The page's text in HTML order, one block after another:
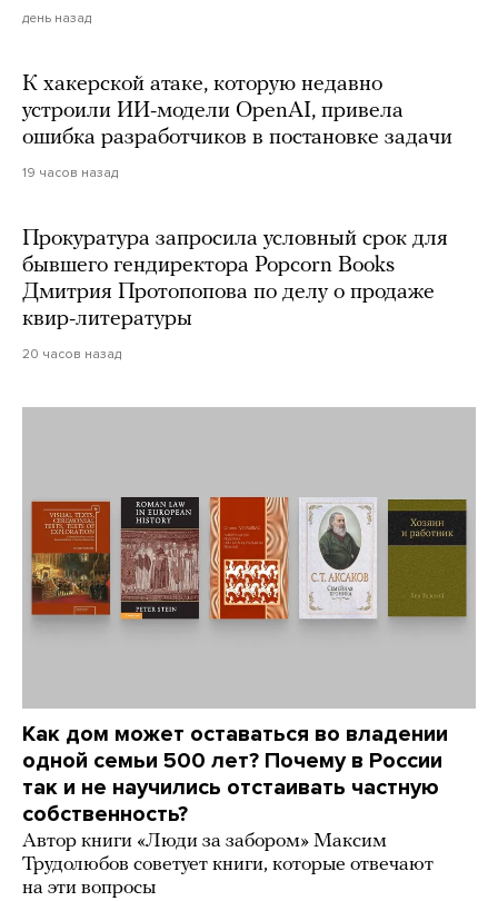
день назад
К хакерской атаке, которую недавно
устроили ИИ-модели OpenAI, привела
ошибка разработчиков в постановке задачи
19 часов назад
Прокуратура запросила условный срок для
бывшего гендиректора Popcorn Books
Дмитрия Протопопова по делу о продаже
квир-литературы
20 часов назад
Как дом может оставаться во владении
одной семьи 500 лет? Почему в России
так и не научились отстаивать частную
собственность?
Автор книги «Люди за забором» Максим
Трудолюбов советует книги, которые отвечают
на эти вопросы